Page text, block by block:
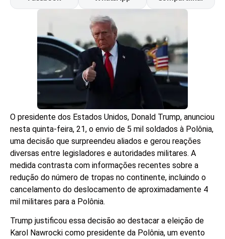
O presidente dos Estados Unidos, Donald Trump, anunciou
nesta quinta-feira, 21, o envio de 5 mil soldados à Polônia,
uma decisão que surpreendeu aliados e gerou reações
diversas entre legisladores e autoridades militares. A
medida contrasta com informações recentes sobre a
redução do número de tropas no continente, incluindo o
cancelamento do deslocamento de aproximadamente 4
mil militares para a Polônia.
Trump justificou essa decisão ao destacar a eleição de
Karol Nawrocki como presidente da Polônia, um evento